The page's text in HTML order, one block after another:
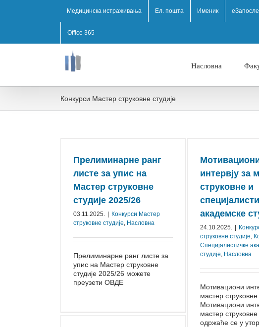
Медицинска истраживања Ел. пошта Именик
Office 365
Насловна
Конкурси Mастер струковне студије
Прелиминарне ранг
листе за упис на
Мастер струковне
студије 2025/26
03.11.2025.
Конкурси Mастер
струковне студије, Насловна
Прелиминарне ранг листе за
упис на Мастер струковне
студије 2025/26 можете
преузети ОВДЕ
интервју за
струковне и
академске
24.10.2025.
струковне студије,
Специјалистичке
студије, Насловна
Мотивациони
мастер струковне
Мотивациони
мастер струковне
одржаће се у